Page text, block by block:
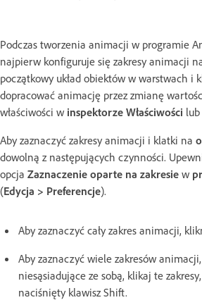
Podczas tworzenia animacji w programie
najpierw konfiguruje się zakresy animacji
początkowy układ obiektów w warstwach i
dopracować animację przez zmianę
właściwości w inspektorze Właściwości lub
Aby zaznaczyć zakresy animacji i klatki na
dowolną z następujących czynności.
opcja Zaznaczenie oparte na zakresie w
(Edycja > Preferencje).
Aby zaznaczyć cały zakres animacji,
Aby zaznaczyć wiele zakresów
niesąsiadujące ze sobą, klikaj te
naciśnięty klawisz Shift.